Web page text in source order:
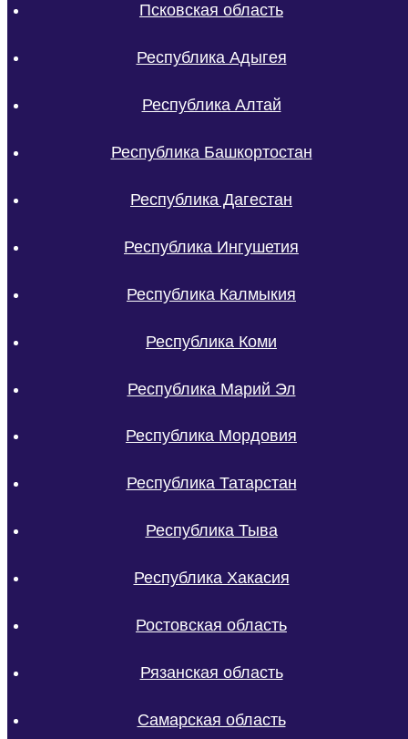
Псковская область
Республика Адыгея
Республика Алтай
Республика Башкортостан
Республика Дагестан
Республика Ингушетия
Республика Калмыкия
Республика Коми
Республика Марий Эл
Республика Мордовия
Республика Татарстан
Республика Тыва
Республика Хакасия
Ростовская область
Рязанская область
Самарская область